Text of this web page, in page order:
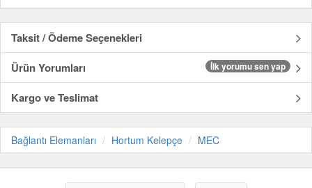
Taksit / Ödeme Seçenekleri
Ürün Yorumları
İlk yorumu sen yap
Kargo ve Teslimat
Bağlantı Elemanları Hortum Kelepçe MEC